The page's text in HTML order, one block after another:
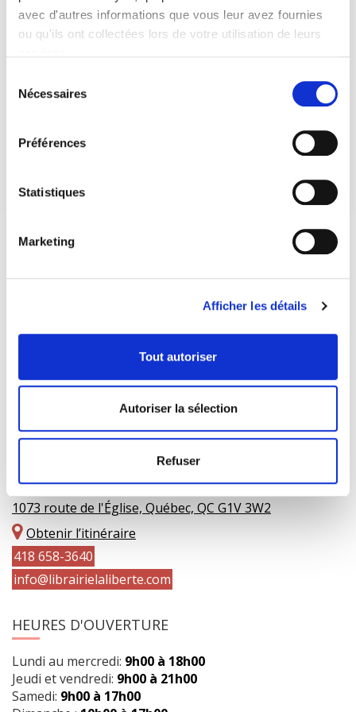
avec d'autres informations que vous leur avez fournies
ou qu'ils ont collectées lors de votre utilisation de leurs
Nécessaires
Préférences
Statistiques
Marketing
Afficher les détails
Tout autoriser
Autoriser la sélection
Refuser
0
1073 route de l'Église, Québec, QC G1V 3W2
Obtenir l’itinéraire
418 658-3640
info@librairielaliberte.com
HEURES D'OUVERTURE
Lundi au mercredi: 9h00 à 18h00
Jeudi et vendredi: 9h00 à 21h00
Samedi: 9h00 à 17h00